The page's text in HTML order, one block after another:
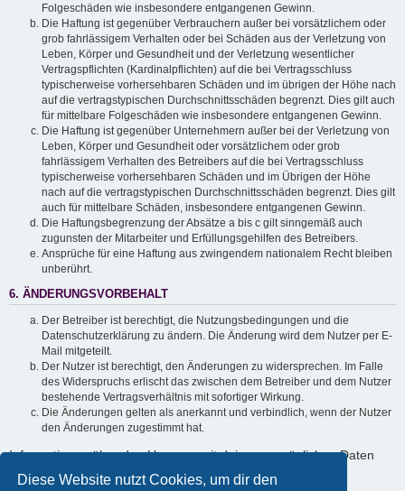
Diese Website nutzt Cookies, um dir den
Folgeschäden wie insbesondere entgangenen Gewinn.
Die Haftung ist gegenüber Verbrauchern außer bei vorsätzlichem oder
grob fahrlässigem Verhalten oder bei Schäden aus der Verletzung von
Leben, Körper und Gesundheit und der Verletzung wesentlicher
Vertragspflichten (Kardinalpflichten) auf die bei Vertragsschluss
typischerweise vorhersehbaren Schäden und im übrigen der Höhe nach
auf die vertragstypischen Durchschnittsschäden begrenzt. Dies gilt auch
für mittelbare Folgeschäden wie insbesondere entgangenen Gewinn.
Die Haftung ist gegenüber Unternehmern außer bei der Verletzung von
Leben, Körper und Gesundheit oder vorsätzlichem oder grob
fahrlässigem Verhalten des Betreibers auf die bei Vertragsschluss
typischerweise vorhersehbaren Schäden und im Übrigen der Höhe
nach auf die vertragstypischen Durchschnittsschäden begrenzt. Dies gilt
auch für mittelbare Schäden, insbesondere entgangenen Gewinn.
Die Haftungsbegrenzung der Absätze a bis c gilt sinngemäß auch
zugunsten der Mitarbeiter und Erfüllungsgehilfen des Betreibers.
Ansprüche für eine Haftung aus zwingendem nationalem Recht bleiben
unberührt.
6. ÄNDERUNGSVORBEHALT
Der Betreiber ist berechtigt, die Nutzungsbedingungen und die
Datenschutzerklärung zu ändern. Die Änderung wird dem Nutzer per E-
Mail mitgeteilt.
Der Nutzer ist berechtigt, den Änderungen zu widersprechen. Im Falle
des Widerspruchs erlischt das zwischen dem Betreiber und dem Nutzer
bestehende Vertragsverhältnis mit sofortiger Wirkung.
Die Änderungen gelten als anerkannt und verbindlich, wenn der Nutzer
den Änderungen zugestimmt hat.
Informationen über den Umgang mit deinen persönlichen Daten
sind in der Datenschutzerklärung enthalten.